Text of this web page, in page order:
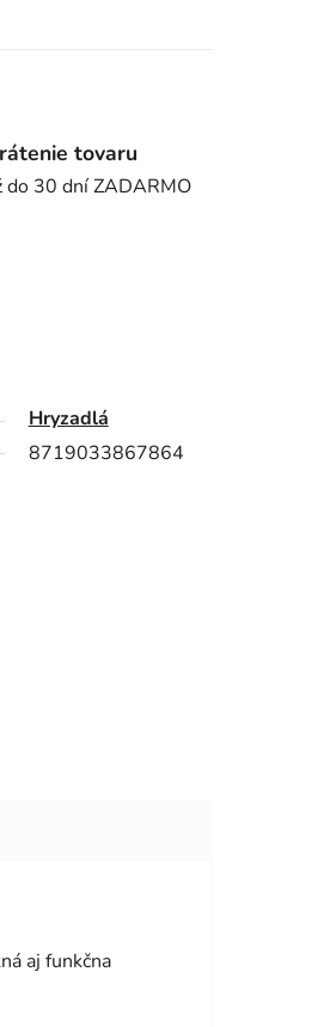
tovaru
do 30 dní ZADARMO
Hryzadlá
8719033867864
je 5 z 5 hviezdičiek.
aj funkčna